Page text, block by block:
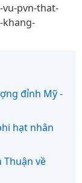
pvn-that-
khang-
đỉnh Mỹ -
hạt nhân
Thuận về